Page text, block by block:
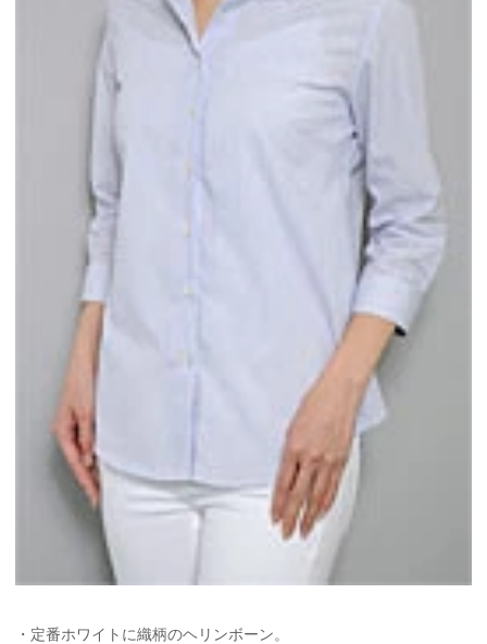
・定番ホワイトに織柄のヘリンボーン。